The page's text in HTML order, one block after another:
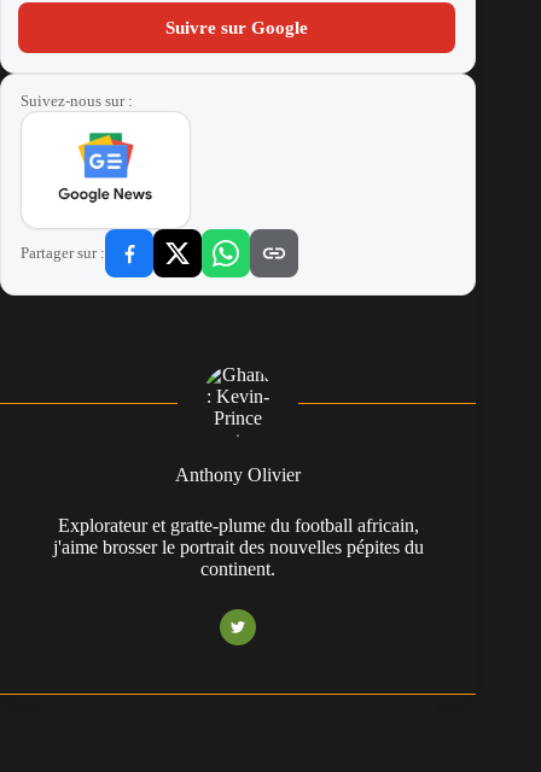
Suivre sur Google
Suivez-nous sur :
Partager sur :
Anthony Olivier
Explorateur et gratte-plume du football africain,
j'aime brosser le portrait des nouvelles pépites du
continent.